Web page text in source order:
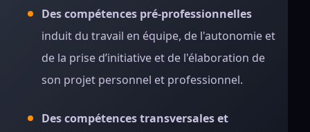
Des compétences pré-professionnelles
induit du travail en équipe, de l'autonomie et
de la prise d’initiative et de l'élaboration de
son projet personnel et professionnel.
Des compétences transversales et